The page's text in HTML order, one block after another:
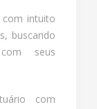
intuito
buscando
seus
com